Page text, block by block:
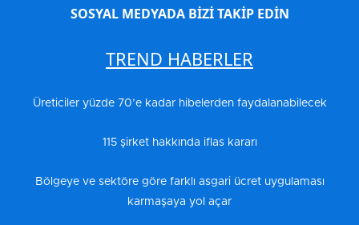
SOSYAL MEDYADA BİZİ TAKİP EDİN
TREND HABERLER
Üreticiler yüzde 70’e kadar hibelerden faydalanabilecek
115 şirket hakkında iflas kararı
Bölgeye ve sektöre göre farklı asgari ücret uygulaması
karmaşaya yol açar